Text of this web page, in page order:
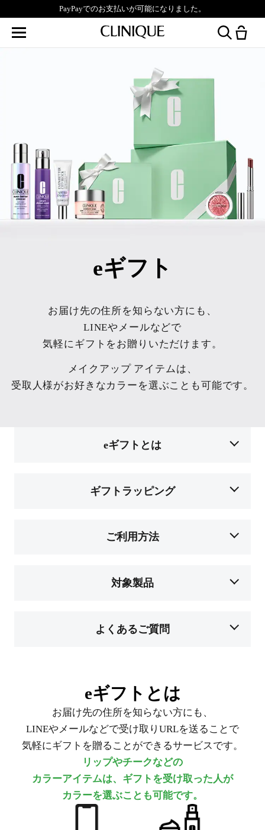
PayPayでのお支払いが可能になりました。
eギフト
お届け先の住所を知らない方にも、
LINEやメールなどで
気軽にギフトをお贈りいただけます。
メイクアップ アイテムは、
受取人様がお好きなカラーを選ぶことも可能です。
eギフトとは
ギフトラッピング
ご利用方法
対象製品
よくあるご質問
eギフトとは
お届け先の住所を知らない方にも、
LINEやメールなどで受け取りURLを送ることで
気軽にギフトを贈ることができるサービスです。
リップやチークなどの
カラーアイテムは、ギフトを受け取った人が
カラーを選ぶことも可能です。